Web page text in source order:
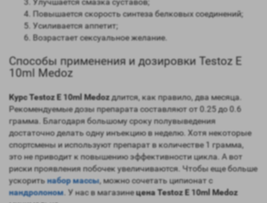
Повышается скорость синтеза белковых соединений;
Усиливается аппетит;
Возрастает сексуальное желание.
Способы применения и дозировки Testoz E
10ml Medoz
Курс Testoz E 10ml Medozдлится, как правило, два месяца.
Рекомендуемые дозы препарата составляют от 0.25 до 0.6
грамма. Благодаря большому сроку полувыведения
достаточно делать одну инъекцию в неделю. Хотя некоторые
спортсмены и используют препарат в количестве 1 грамма,
это не приводит к повышению эффективности цикла. А вот
риски проявления побочек увеличиваются. Чтобы еще больше
ускоритьнабор массы, можно сочетать ципионат с
нандролоном . У нас в магазинецена Testoz E 10ml Medoz